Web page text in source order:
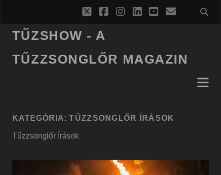
twitterfacebook
instagram
linkedin
youtube
email
TŰZSHOW - A
TŰZZSONGLŐR MAGAZIN
KATEGÓRIA:TŰZZSONGLŐR ÍRÁSOK
Tűzzsonglőr Írások